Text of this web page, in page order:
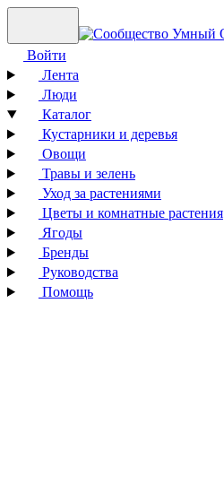
Войти
Лента
Люди
Каталог
Кустарники и деревья
Овощи
Травы и зелень
Уход за растениями
Цветы и комнатные растения
Ягоды
Бренды
Руководства
Помощь